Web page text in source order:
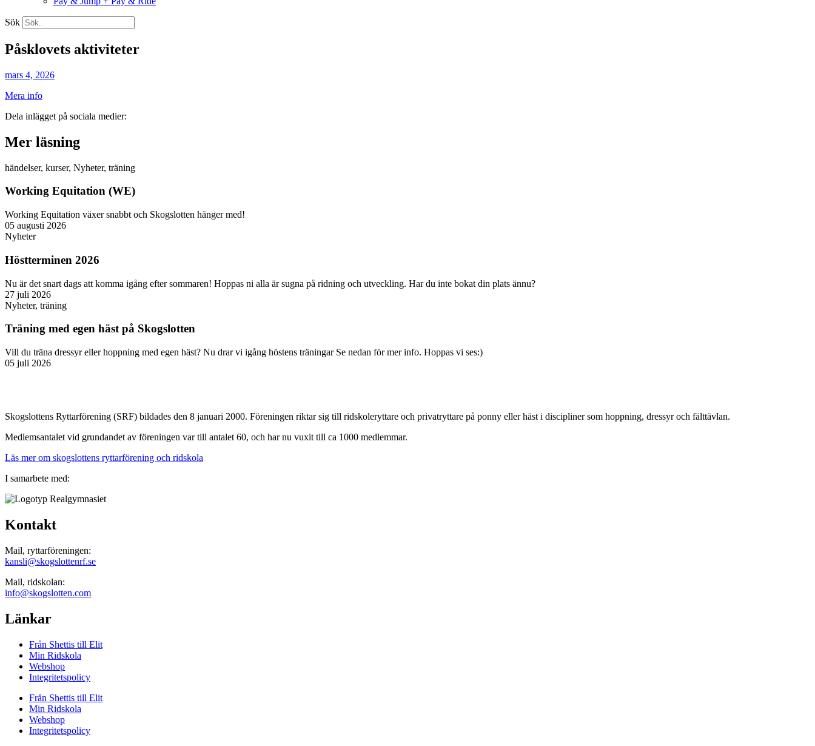
Sök
Påsklovets aktiviteter
mars 4, 2026
Mera info
Dela inlägget på sociala medier:
Mer läsning
händelser, kurser, Nyheter, träning
Working Equitation (WE)
Working Equitation växer snabbt och Skogslotten hänger med!
05 augusti 2026
Nyheter
Höstterminen 2026
Nu är det snart dags att komma igång efter sommaren! Hoppas ni alla är sugna på ridning och utveckling. Har du inte bokat din plats ännu?
27 juli 2026
Nyheter, träning
Träning med egen häst på Skogslotten
Vill du träna dressyr eller hoppning med egen häst? Nu drar vi igång höstens träningar Se nedan för mer info. Hoppas vi ses:)
05 juli 2026
Skogslottens Ryttarförening (SRF) bildades den 8 januari 2000. Föreningen riktar sig till ridskoleryttare och privatryttare på ponny eller häst i discipliner som hoppning, dressyr och fälttävlan.
Medlemsantalet vid grundandet av föreningen var till antalet 60, och har nu vuxit till ca 1000 medlemmar.
Läs mer om skogslottens ryttarförening och ridskola
I samarbete med:
Kontakt
Mail, ryttarföreningen:
kansli@skogslottenrf.se
Mail, ridskolan:
info@skogslotten.com
Länkar
Från Shettis till Elit
Min Ridskola
Webshop
Integritetspolicy
Från Shettis till Elit
Min Ridskola
Webshop
Integritetspolicy